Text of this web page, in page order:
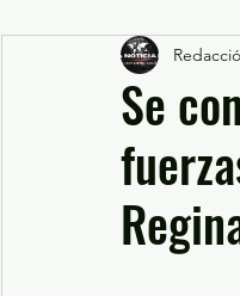
Educación y
¿Qué pasa en
Se